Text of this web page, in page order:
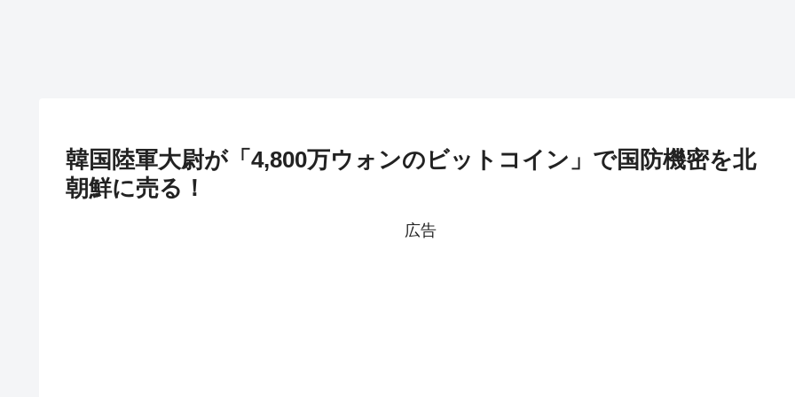
韓国陸軍大尉が「4,800万ウォンのビットコイン」で国防機密を北
朝鮮に売る！
広告